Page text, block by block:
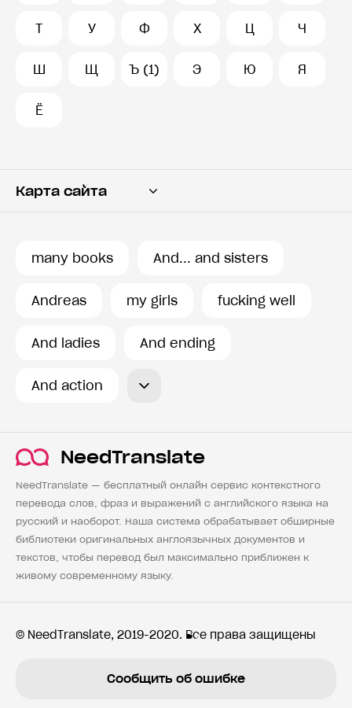
Т У Ф Х Ц Ч
Ш Щ Ъ (1) Э Ю Я
Ё
Карта сайта
many books And... and sisters
Andreas my girls fucking well
And ladies And ending
And action
NeedTranslate
NeedTranslate — бесплатный онлайн сервис контекстного
перевода слов, фраз и выражений с английского языка на
русский и наоборот. Наша система обрабатывает обширные
библиотеки оригинальных англоязычных документов и
текстов, чтобы перевод был максимально приближен к
живому современному языку.
© NeedTranslate, 2019-2020. Все права защищены
Сообщить об ошибке